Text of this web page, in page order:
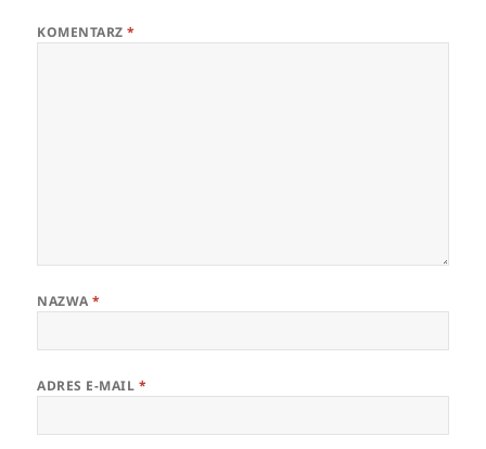
KOMENTARZ*
NAZWA*
ADRES E-MAIL *